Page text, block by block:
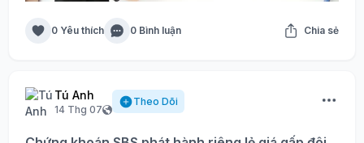
0 Yêu thích 0 Bình luận Chia sẻ
Tú Anh
14 Thg 07
Theo Dõi